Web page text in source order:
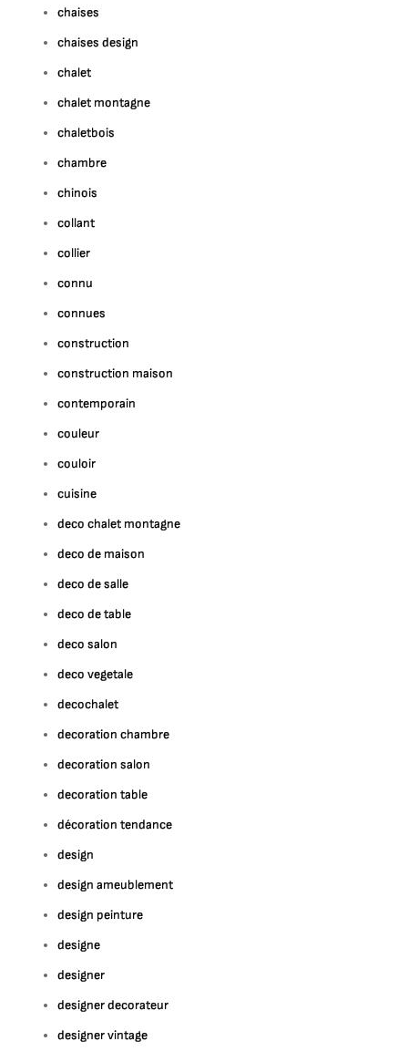
chaises
chaises design
chalet
chalet montagne
chaletbois
chambre
chinois
collant
collier
connu
connues
construction
construction maison
contemporain
couleur
couloir
cuisine
deco chalet montagne
deco de maison
deco de salle
deco de table
deco salon
deco vegetale
decochalet
decoration chambre
decoration salon
decoration table
décoration tendance
design
design ameublement
design peinture
designe
designer
designer decorateur
designer vintage